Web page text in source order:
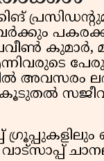
കുമാർ,
അവസരം
കൂടുതൽ